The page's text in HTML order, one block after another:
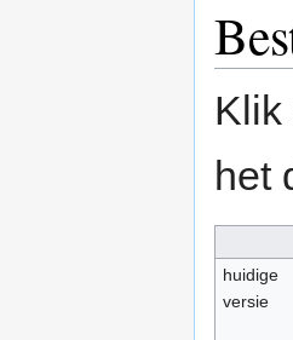
Klik
het
huidige
versie